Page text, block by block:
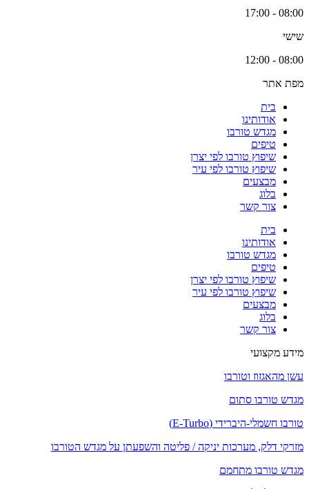
08:00 - 17:00
שישי
08:00 - 12:00
מפת אתר
בית
אודותינו
מגדש טורבו
טיפים
שיפוץ טורבו לפי יצרן
שיפוץ טורבו לפי עיר
מבצעים
בלוג
צור קשר
בית
אודותינו
מגדש טורבו
טיפים
שיפוץ טורבו לפי יצרן
שיפוץ טורבו לפי עיר
מבצעים
בלוג
צור קשר
מידע מקצועי
עשן מהאגזוז וטורבו
מגדש טורבו סתום
טורבו חשמלי-היברידי (E-Turbo)
מזרקי דלק, מערכות יניקה / פליטה והשפעתן על מגדש הטורבו
מגדש טורבו מתחמם